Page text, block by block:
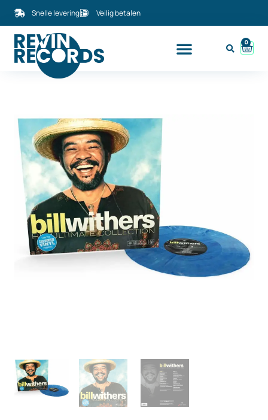
Snelle levering Veilig betalen
0